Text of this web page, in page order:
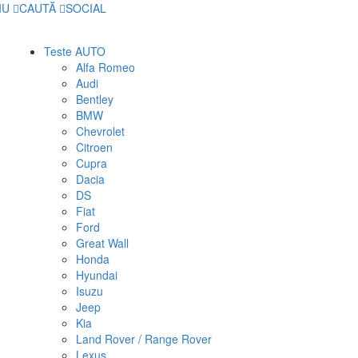
CAUTĂ SOCIAL
Teste AUTO
Alfa Romeo
Audi
Bentley
BMW
Chevrolet
Citroen
Cupra
Dacia
DS
Fiat
Ford
Great Wall
Honda
Hyundai
Isuzu
Jeep
Kia
Land Rover / Range Rover
Lexus